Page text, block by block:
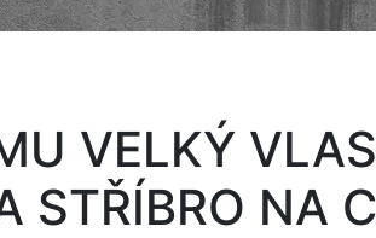
VELKÝ
STŘÍBRO NA